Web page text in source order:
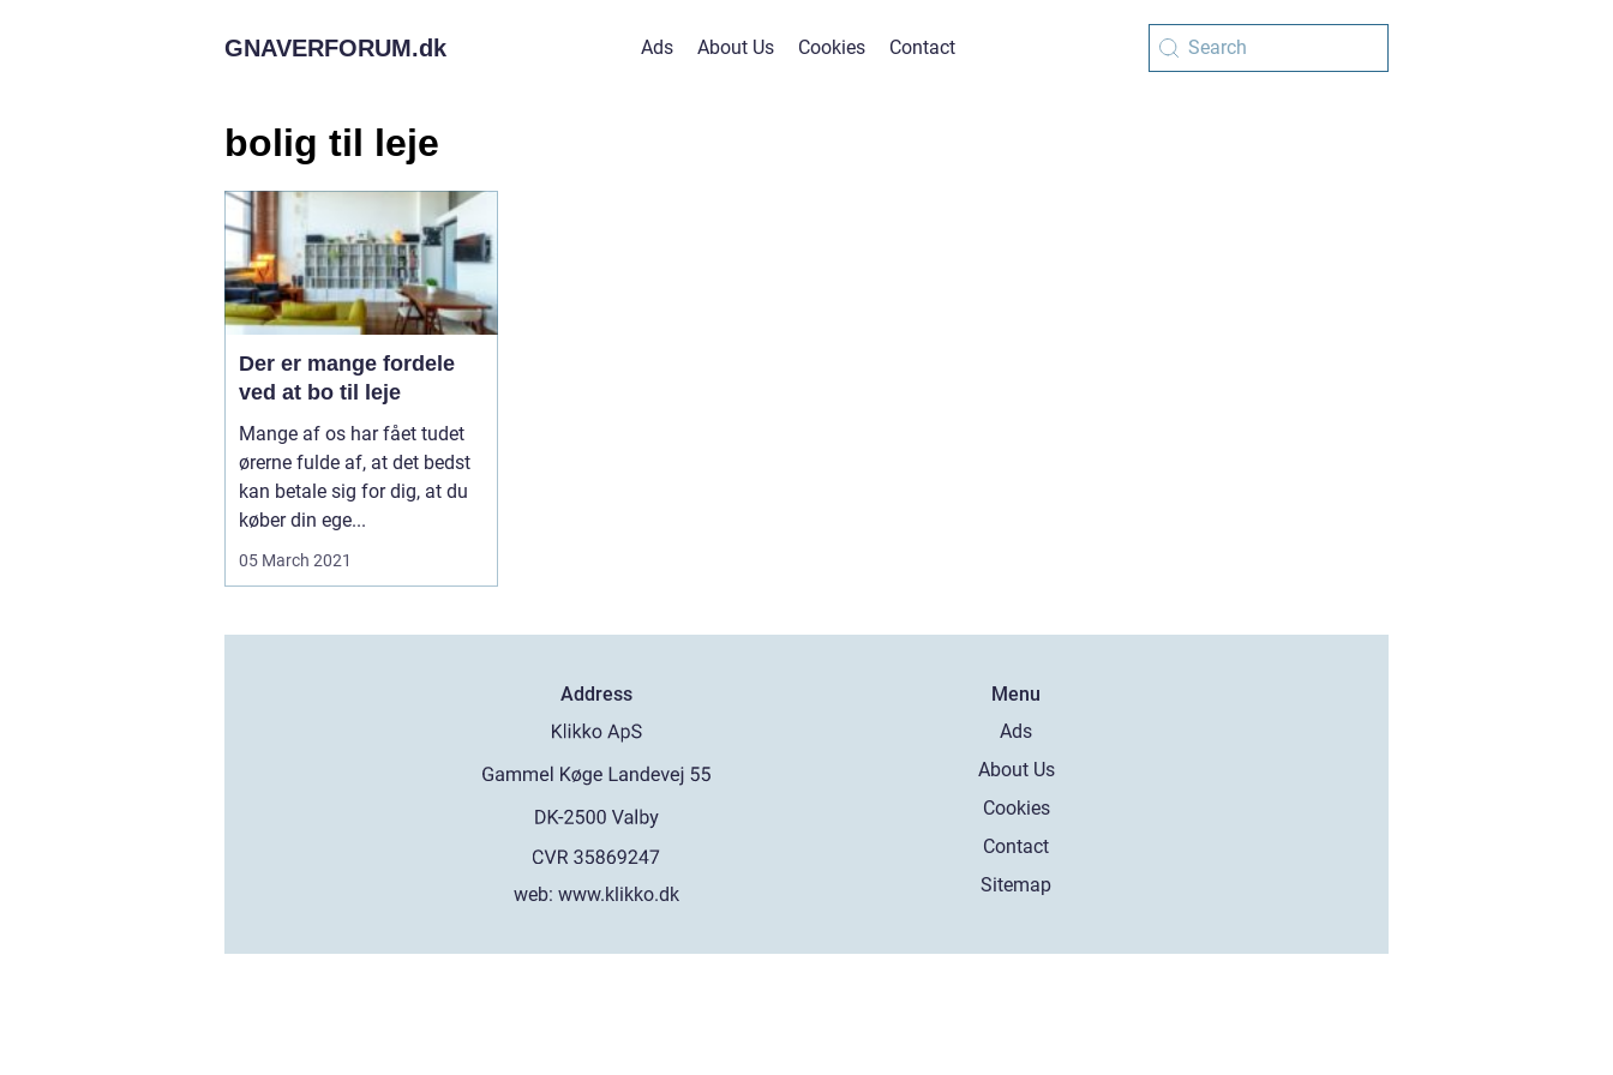
GNAVERFORUM.dk Ads About Us Cookies Contact
bolig til leje
Der er mange fordele
ved at bo til leje
Mange af os har fået tudet
ørerne fulde af, at det bedst
kan betale sig for dig, at du
køber din ege...
05 March 2021
Address
web:www.klikko.dk
Menu
Ads
About Us
Cookies
Contact
Sitemap